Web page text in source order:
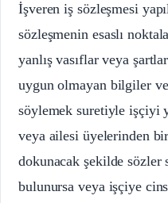
İşveren iş sözleşmesi
sözleşmenin esaslı
yanlış vasıflar veya
uygun olmayan bilgiler
söylemek suretiyle işçiyi
veya ailesi üyelerinden
dokunacak şekilde sözler
bulunursa veya işçiye